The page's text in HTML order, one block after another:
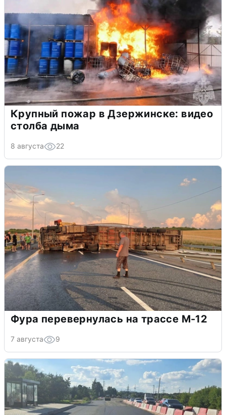
Крупный пожар в Дзержинске: видео
столба дыма
8 августа 22
Фура перевернулась на трассе М-12
7 августа 9